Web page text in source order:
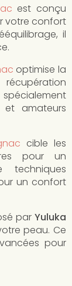
est conçu
votre confort
il
optimise la
amateurs
cible les
pour un
techniques
un confort
par Yuluka
peau. Ce
pour